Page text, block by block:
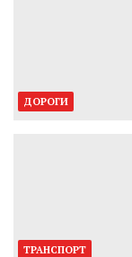
ДОРОГИ
ТРАНСПОРТ